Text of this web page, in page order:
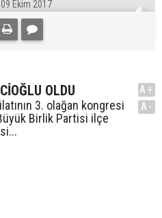
09 Ekim 2017
OLDU
3. olağan kongresi
Birlik Partisi ilçe
A+
A-